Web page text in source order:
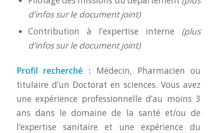
d’infos sur le document joint)
Contribution à l’expertise interne (plus
d’infos sur le document joint)
Profil recherché : Médecin, Pharmacien ou
titulaire d’un Doctorat en sciences. Vous avez
une expérience professionnelle d’au moins 3
ans dans le domaine de la santé et/ou de
l’expertise sanitaire et une expérience du